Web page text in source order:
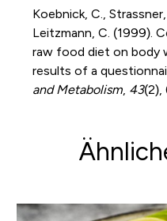
Koebnick, C.,
Leitzmann, C. (1999).
raw food diet on body
results of a
and Metabolism, 43(2),